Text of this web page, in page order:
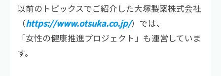
以前のトピックスでご紹介した大塚製薬株式会社
（https://www.otsuka.co.jp/）では、
「女性の健康推進プロジェクト」も運営していま
す。